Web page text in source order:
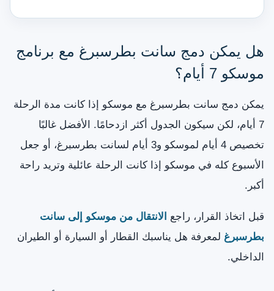
هل يمكن دمج سانت بطرسبرغ مع برنامج
موسكو 7 أيام؟
يمكن دمج سانت بطرسبرغ مع موسكو إذا كانت مدة الرحلة
7 أيام، لكن سيكون الجدول أكثر ازدحامًا. الأفضل غالبًا
تخصيص 4 أيام لموسكو و3 أيام لسانت بطرسبرغ، أو جعل
الأسبوع كله في موسكو إذا كانت الرحلة عائلية وتريد راحة
أكبر.
قبل اتخاذ القرار، راجع
الانتقال من موسكو إلى سانت
بطرسبرغ لمعرفة هل يناسبك القطار أو السيارة أو الطيران
الداخلي.